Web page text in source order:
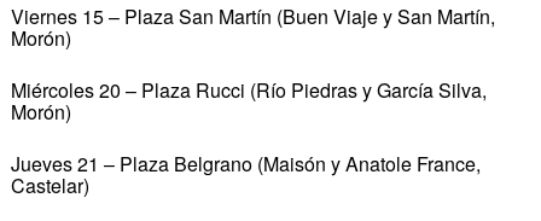
Viernes 15 – Plaza San Martín (Buen Viaje y San Martín,
Morón)
Miércoles 20 – Plaza Rucci (Río Piedras y García Silva,
Morón)
Jueves 21 – Plaza Belgrano (Maisón y Anatole France,
Castelar)